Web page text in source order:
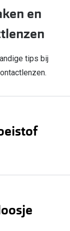
en
tips bij